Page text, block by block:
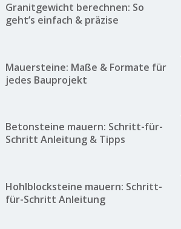
Granitgewicht berechnen: So
geht’s einfach & präzise
Mauersteine: Maße & Formate für
jedes Bauprojekt
Betonsteine mauern: Schritt-für-
Schritt Anleitung & Tipps
Hohlblocksteine mauern: Schritt-
für-Schritt Anleitung